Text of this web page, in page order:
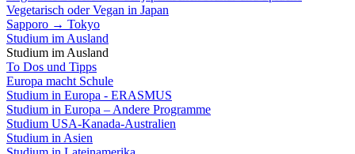
Vegetarisch oder Vegan in Japan
Sapporo → Tokyo
Studium im Ausland
Studium im Ausland
To Dos und Tipps
Europa macht Schule
Studium in Europa - ERASMUS
Studium in Europa – Andere Programme
Studium USA-Kanada-Australien
Studium in Asien